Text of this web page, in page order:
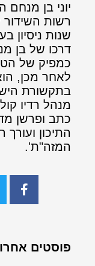
יוני בן מנחם
רשות
שנות ניסיון
דרכו של בן
כמפיק של
לאחר מכן,
בתקשורת
מנהל רדיו
כתב ופרשן
התיכון ועורך
המזה"ת'.
פוסטים